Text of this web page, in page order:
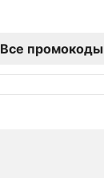
Все промокоды